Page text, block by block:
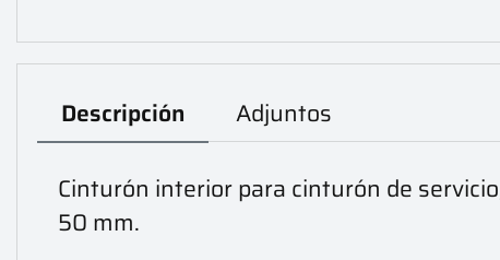
Descripción Adjuntos
Cinturón interior para cinturón de
50 mm.